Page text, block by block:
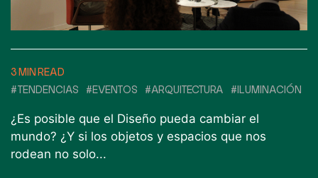
3 MIN READ
#TENDENCIAS
#EVENTOS #ARQUITECTURA #ILUMINACIÓN
¿Es posible que el Diseño pueda cambiar el
mundo? ¿Y si los objetos y espacios que nos
rodean no solo...